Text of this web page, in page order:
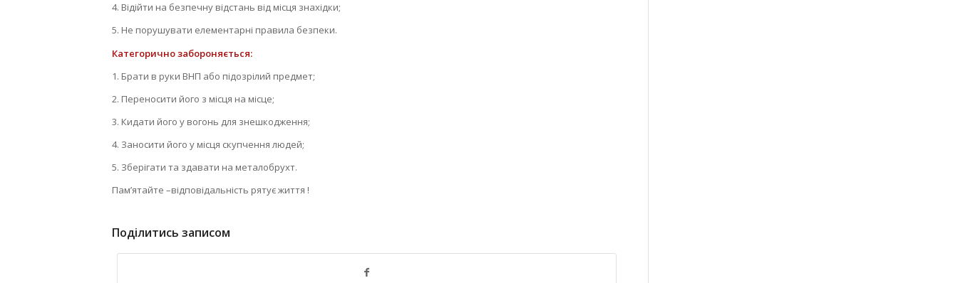
4. Відійти на безпечну відстань від місця знахідки;
5. Не порушувати елементарні правила безпеки.
Категорично забороняється:
1. Брати в руки ВНП або підозрілий предмет;
2. Переносити його з місця на місце;
3. Кидати його у вогонь для знешкодження;
4. Заносити його у місця скупчення людей;
5. Зберігати та здавати на металобрухт.
Пам’ятайте –відповідальність рятує життя !
Поділитись записом